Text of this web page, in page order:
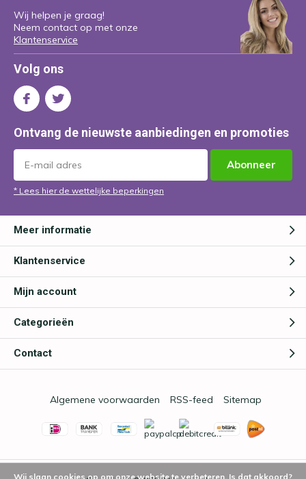
Wij helpen je graag!
Neem contact op met onze
Klantenservice
Volg ons
Ontvang de nieuwste aanbiedingen en promoties
Abonneer
* Lees hier de wettelijke beperkingen
Meer informatie
Klantenservice
Mijn account
Categorieën
Contact
Algemene voorwaarden RSS-feed Sitemap
Wij slaan cookies op om onze website te verbeteren. Is dat akkoord?